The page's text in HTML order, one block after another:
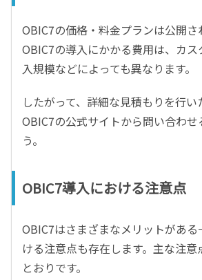
OBIC7の価格・料金プランは公開さ
OBIC7の導入にかかる費用は、カ
入規模などによっても異なります。
したがって、詳細な見積もりを行い
OBIC7の公式サイトから問い合わせ
う。
OBIC7導入における注意点
OBIC7はさまざまなメリットがある
ける注意点も存在します。主な注
とおりです。